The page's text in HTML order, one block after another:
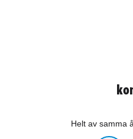
Helt av samma